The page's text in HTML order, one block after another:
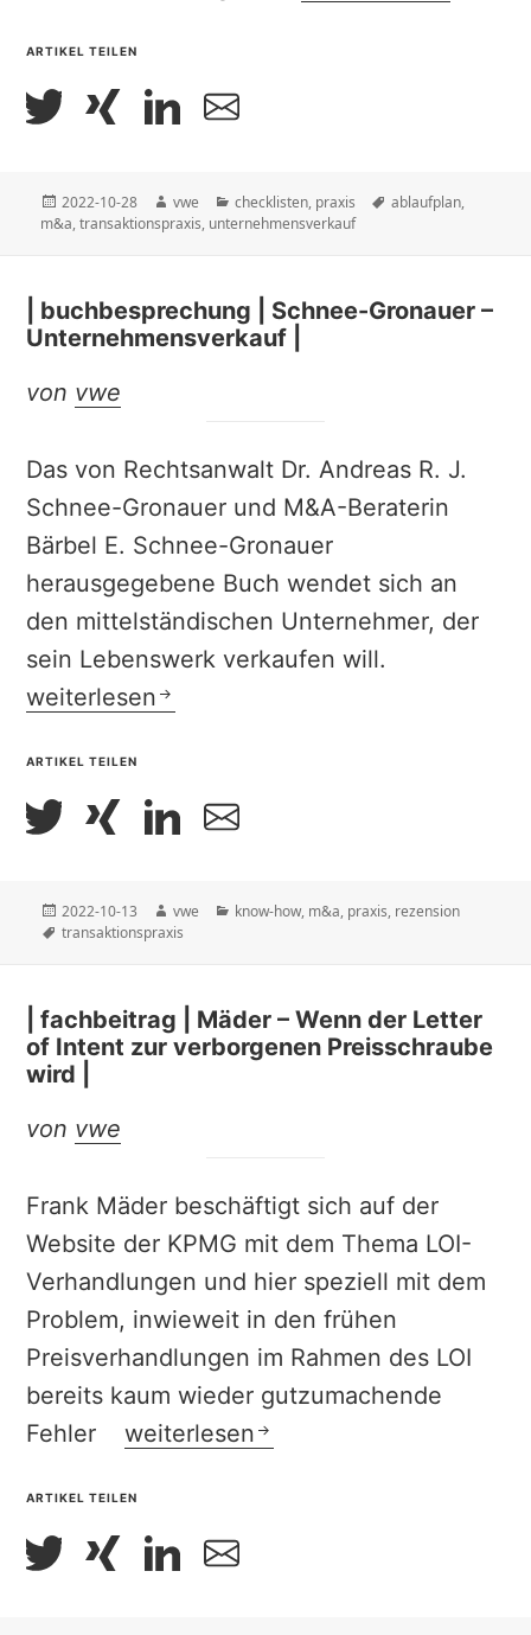
ARTIKEL TEILEN
Veröffentlicht
am
2022-10-28 Autor
vwe Kategorien
checklisten, praxis Schlagwörter
ablaufplan,
m&a,transaktionspraxis, unternehmensverkauf
| buchbesprechung | Schnee-Gronauer –
Unternehmensverkauf |
von vwe
Das von Rechtsanwalt Dr. Andreas R. J.
Schnee-Gronauer und M&A-Beraterin
Bärbel E. Schnee-Gronauer
herausgegebene Buch wendet sich an
den mittelständischen Unternehmer, der
sein Lebenswerk verkaufen will.
| buchbesprechung | Schnee-Gronauer –
weiterlesen
ARTIKEL TEILEN
Veröffentlicht
am
2022-10-13 Autor
vwe Kategorien
know-how, m&a, praxis, rezension
Schlagwörter
transaktionspraxis
| fachbeitrag | Mäder – Wenn der Letter
of Intent zur verborgenen Preisschraube
wird |
von vwe
Frank Mäder beschäftigt sich auf der
Website der KPMG mit dem Thema LOI-
Verhandlungen und hier speziell mit dem
Problem, inwieweit in den frühen
Preisverhandlungen im Rahmen des LOI
bereits kaum wieder gutzumachende
Fehler| fachbeitrag | Mäder – Wenn der
weiterlesen
ARTIKEL TEILEN